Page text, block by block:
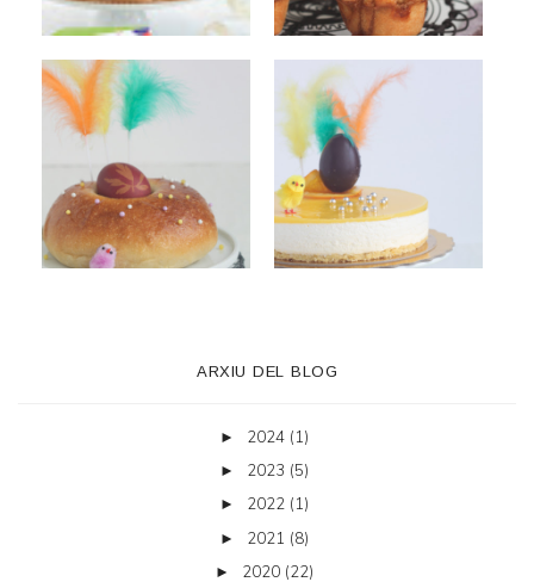
ARXIU DEL BLOG
► 2024 (1)
► 2023 (5)
► 2022 (1)
► 2021 (8)
► 2020 (22)